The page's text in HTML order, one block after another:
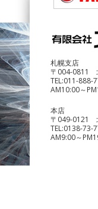
札幌支店
〒004-0811
TEL:011-888-
AM10:00～
本店
〒049-0121
TEL:0138-73-
AM9:00～